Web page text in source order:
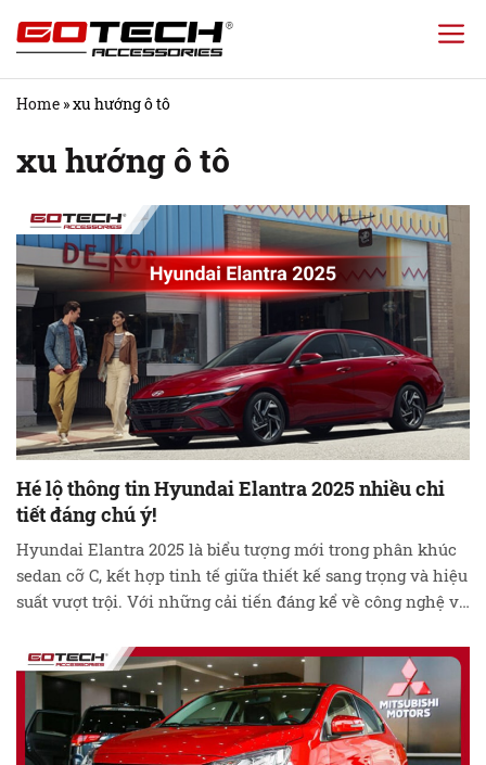
Chuyển
đến
nộiHome »xu hướng ô tô
xu hướng ô tô
Hé lộ thông tin Hyundai Elantra 2025 nhiều chi
tiết đáng chú ý!
Hyundai Elantra 2025 là biểu tượng mới trong phân khúc
sedan cỡ C, kết hợp tinh tế giữa thiết kế sang trọng và hiệu
suất vượt trội. Với những cải tiến đáng kể về công nghệ và
hoàn hảo cho người dùng. …Đọc tiếp